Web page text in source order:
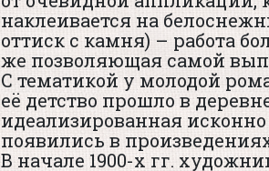
наклеивается на
оттиск с камня) – работа
же позволяющая самой
С тематикой у молодой
её детство прошло в
идеализированная
появились в
В начале 1900-х гг.